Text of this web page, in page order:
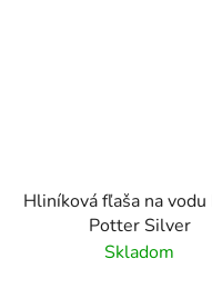
Hliníková fľaša na vodu
Potter Silver
Skladom